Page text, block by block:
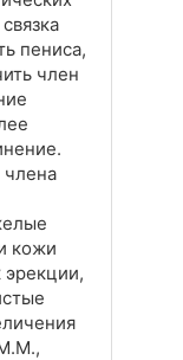
пениса,
член
кожи
эрекции,